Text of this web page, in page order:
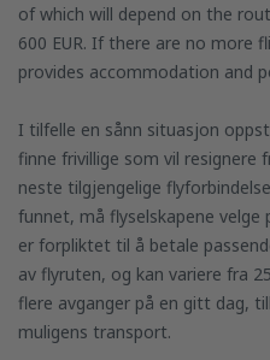
of which will depend on the
600 EUR. If there are no more
provides accommodation and
I tilfelle en sånn situasjon
finne frivillige som vil resignere
neste tilgjengelige
funnet, må flyselskapene velge
er forpliktet til å betale
av flyruten, og kan variere fra
flere avganger på en gitt dag,
muligens transport.